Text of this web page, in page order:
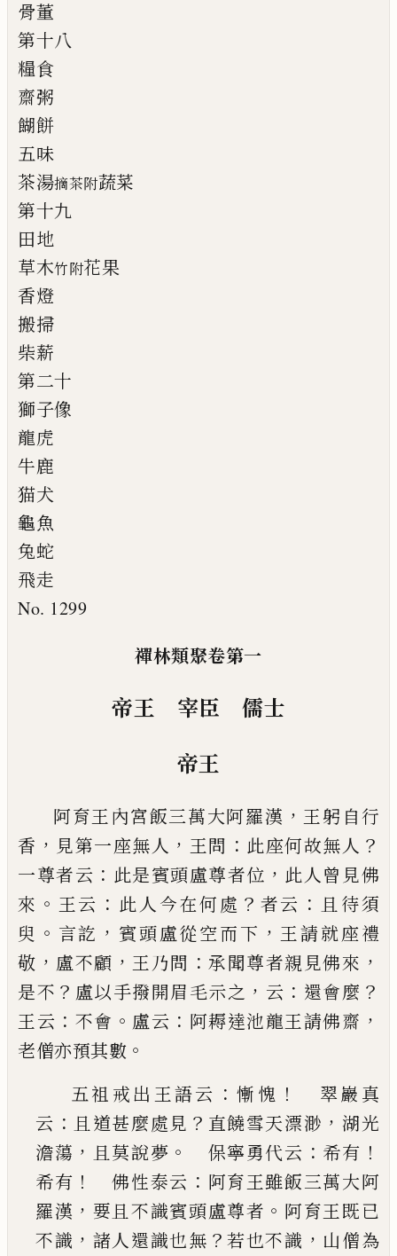
骨董
第十八
糧食
齋粥
餬餅
五味
茶湯摘茶附蔬菜
第十九
田地
草木竹附花果
香燈
搬掃
柴薪
第二十
獅子像
龍虎
牛鹿
猫犬
龜魚
兔蛇
飛走
No. 1299
禪林類聚卷第一
帝王 宰臣 儒士
帝王
阿育王內宮飯三萬大阿羅漢 ， 王躬自行
香 ， 見第一座無人 ， 王問 ： 此座何故無人 ？
一尊者云 ： 此是賓頭盧尊者位 ， 此人曾見佛
來 。 王云 ： 此人今在何處 ？ 者云 ： 且 待須
臾 。 言訖 ， 賓頭盧從空而下 ， 王請就座禮
敬 ， 盧不顧 ， 王乃問 ：承聞尊者親見佛來 ，
是不 ？ 盧以手撥開眉毛示之 ， 云 ： 還會麼 ？
王云 ： 不會 。 盧云 ： 阿耨達池龍王請佛齋 ，
老僧亦預其數 。
五祖戒出王語云 ：慚愧 ！
翠巖真
云 ： 且道甚麼處 見 ？ 直饒雪天漂渺 ， 湖光
澹蕩 ， 且莫說夢 。 保寧勇代云 ： 希有 ！
希有 ！ 佛性泰云 ： 阿育王雖飯三萬大阿
羅漢 ， 要且不識賓頭盧尊者 。 阿育王既已
不識 ， 諸人還識也無 ？若也不識 ， 山僧為